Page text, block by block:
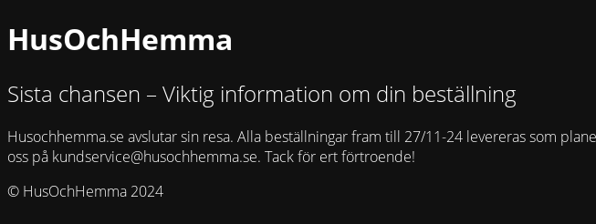
HusOchHemma
Sista chansen – Viktig information om din beställning
Husochhemma.se avslutar sin resa. Alla beställningar fram till 27/11-24 levereras som
oss på kundservice@husochhemma.se. Tack för ert förtroende!
© HusOchHemma 2024